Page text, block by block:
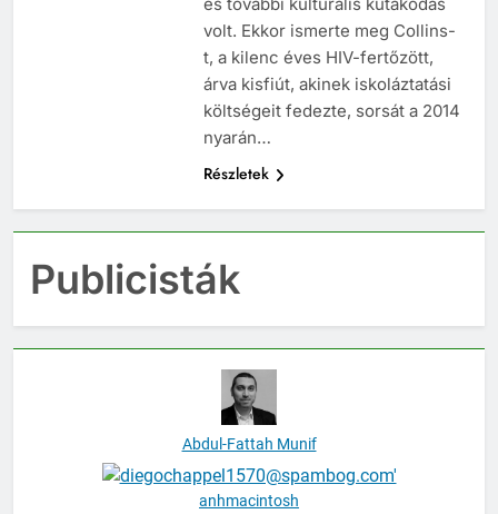
volt. Ekkor ismerte meg Collins-
t, a kilenc éves HIV-fertőzött,
árva kisfiút, akinek iskoláztatási
költségeit fedezte, sorsát a 2014
nyarán…
Részletek
Publicisták
Abdul-Fattah Munif
anhmacintosh